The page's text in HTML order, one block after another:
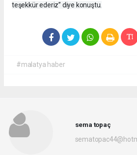
teşekkür ederiz” diye konuştu.
#malatya haber
sema topaç